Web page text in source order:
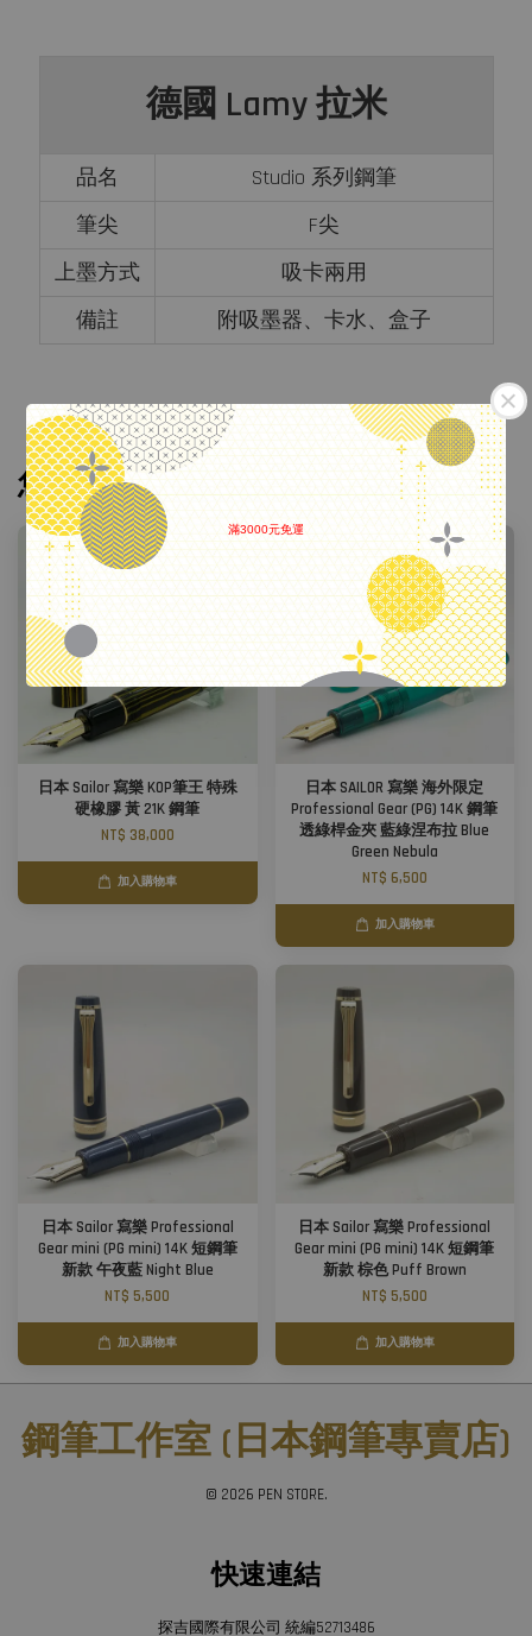
滿3000元免運
德國 Lamy 拉米
品名
Studio 系列鋼筆
筆尖
F尖
上墨方式
吸卡兩用
備註
附吸墨器、卡水、盒子
您可能也喜歡
日本 Sailor 寫樂 KOP筆王 特殊
硬橡膠 黃 21K 鋼筆
NT$ 38,000
加入購物車
日本 SAILOR 寫樂 海外限定
Professional Gear (PG) 14K 鋼筆
透綠桿金夾 藍綠涅布拉 Blue
Green Nebula
NT$ 6,500
加入購物車
日本 Sailor 寫樂 Professional
Gear mini (PG mini) 14K 短鋼筆
新款 午夜藍 Night Blue
NT$ 5,500
加入購物車
日本 Sailor 寫樂 Professional
Gear mini (PG mini) 14K 短鋼筆
新款 棕色 Puff Brown
NT$ 5,500
加入購物車
鋼筆工作室 (日本鋼筆專賣店)
© 2026 PEN STORE.
快速連結
探吉國際有限公司 統編52713486